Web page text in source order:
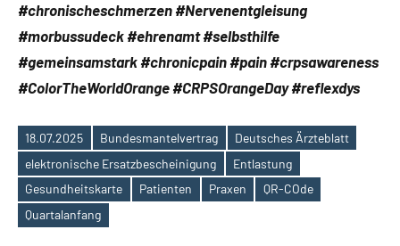
#chronischeschmerzen #Nervenentgleisung
#morbussudeck #ehrenamt #selbsthilfe
#gemeinsamstark #chronicpain #pain #crpsawareness
#ColorTheWorldOrange #CRPSOrangeDay #reflexdys
Schlagwörter
18.07.2025 Bundesmantelvertrag
Deutsches Ärzteblatt
elektronische Ersatzbescheinigung
Entlastung
Gesundheitskarte
Patienten Praxen
QR-COde
Quartalanfang